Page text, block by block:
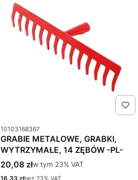
Kod produktu
10103168367
GRABIE METALOWE, GRABKI,
WYTRZYMAŁE, 14 ZĘBÓW -PL-
Cena brutto
20,08 złw tym %s VAT
w tym 23% VAT
Cena netto
16,33 złbez 23% VAT